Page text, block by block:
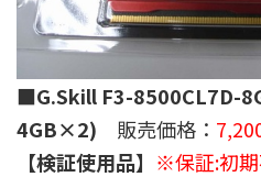
■G.Skill F3-8500CL7D-
4GB×2) 販売価格：
【検証使用品】 ※保証:初